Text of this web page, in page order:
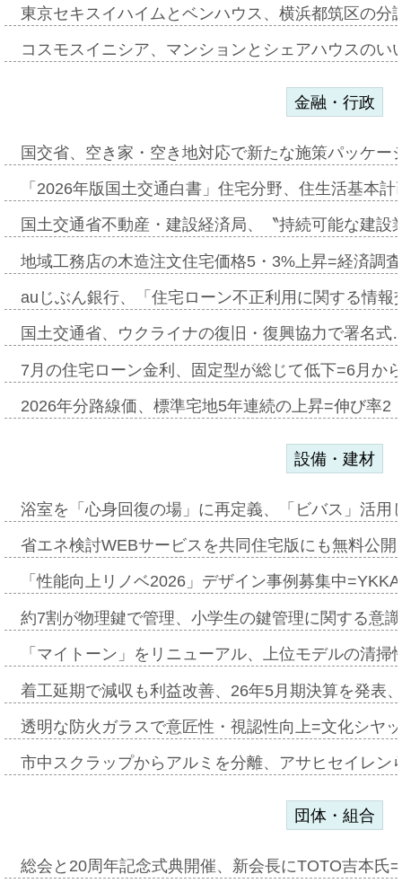
東京セキスイハイムとベンハウス、横浜都筑区の
コスモスイニシア、マンションとシェアハウスの
金融・行政
国交省、空き家・空き地対応で新たな施策パッケ
「2026年版国土交通白書」住宅分野、住生活基本
国土交通省不動産・建設経済局、〝持続可能な建
地域工務店の木造注文住宅価格5・3%上昇=経済調
auじぶん銀行、「住宅ローン不正利用に関する情
国土交通省、ウクライナの復旧・復興協力で署名
7月の住宅ローン金利、固定型が総じて低下=6月か
2026年分路線価、標準宅地5年連続の上昇=伸び率
設備・建材
浴室を「心身回復の場」に再定義、「ビバス」活
省エネ検討WEBサービスを共同住宅版にも無料公
「性能向上リノベ2026」デザイン事例募集中
約7割が物理鍵で管理、小学生の鍵管理に関する意
「マイトーン」をリニューアル、上位モデルの清
着工延期で減収も利益改善、26年5月期決算を発表
透明な防火ガラスで意匠性・視認性向上=文化シヤ
市中スクラップからアルミを分離、アサヒセイレ
団体・組合
総会と20周年記念式典開催、新会長にTOTO吉本氏